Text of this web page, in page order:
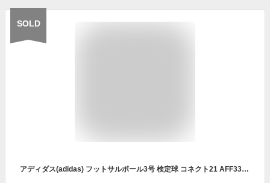
SOLD
アディダス(adidas) フットサルボール3号 検定球 コネクト21 AFF331R